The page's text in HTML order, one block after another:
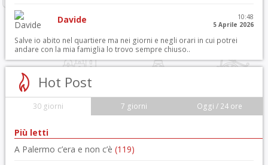
Davide
10:48
5 Aprile 2026
Salve io abito nel quartiere ma nei giorni e negli orari in cui potrei
andare con la mia famiglia lo trovo sempre chiuso..
Hot Post
30 giorni 7 giorni Oggi / 24 ore
Più letti
A Palermo c’era e non c’è (119)